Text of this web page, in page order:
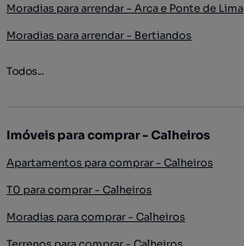
Moradias para arrendar - Arca e Ponte de Lima
Moradias para arrendar - Bertiandos
Todos...
Imóveis para comprar - Calheiros
Apartamentos para comprar - Calheiros
T0 para comprar - Calheiros
Moradias para comprar - Calheiros